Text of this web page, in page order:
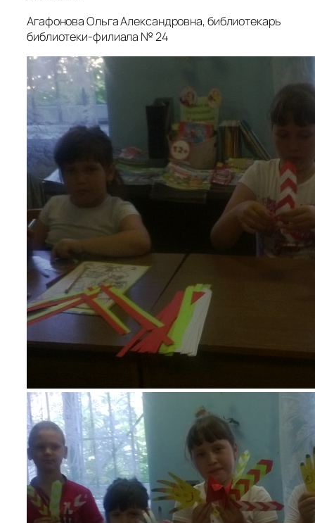
Агафонова Ольга Александровна, библиотекарь
библиотеки-филиала № 24